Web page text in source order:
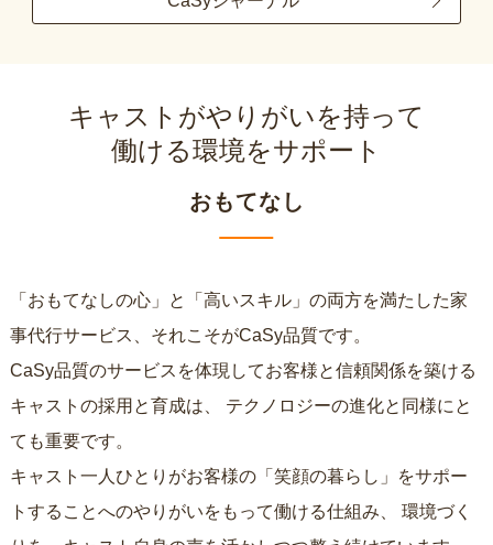
キャストがやりがいを持って
働ける環境をサポート
おもてなし
「おもてなしの心」と「高いスキル」の両方を満たした家
事代行サービス、それこそがCaSy品質です。
CaSy品質のサービスを体現してお客様と信頼関係を築ける
キャストの採用と育成は、
ても重要です。
キャスト一人ひとりがお客様の「笑顔の暮らし」をサポー
トすることへのやりがいをもって働ける仕組み、